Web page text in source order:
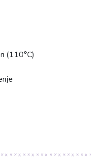
(110°C)